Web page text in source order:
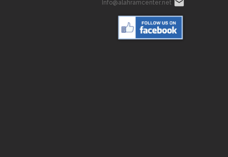
Info@alahramcenter.net 